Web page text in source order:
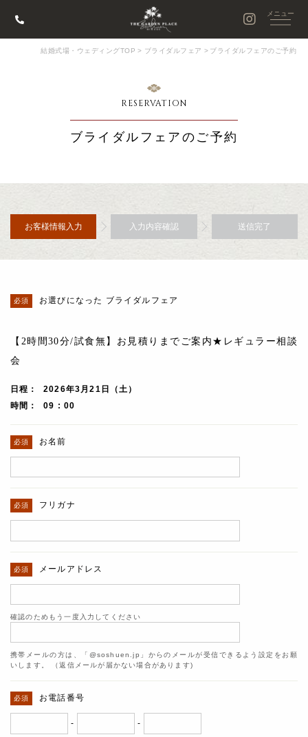
結婚式場・ウェディングTOP > ブライダルフェア > ブライダルフェアのご予約
RESERVATION
ブライダルフェアのご予約
お客様情報入力 入力内容確認 送信完了
お選びになった ブライダルフェア
【2時間30分/試食無】お見積りまでご案内★レギュラー相談
会
日程
2026年3月21日（土）
時間
09 : 00
お名前
フリガナ
メールアドレス
確認のためもう一度入力してください
携帯メールの方は、「@soshuen.jp」からのメールが受信できるよう設定をお願
いします。 （返信メールが届かない場合があります)
お電話番号
- -